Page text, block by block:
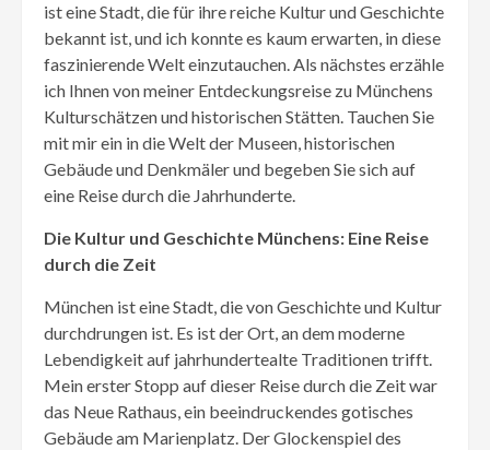
ist eine Stadt, die für ihre reiche Kultur und Geschichte
bekannt ist, und ich konnte es kaum erwarten, in diese
faszinierende Welt einzutauchen. Als nächstes erzähle
ich Ihnen von meiner Entdeckungsreise zu Münchens
Kulturschätzen und historischen Stätten. Tauchen Sie
mit mir ein in die Welt der Museen, historischen
Gebäude und Denkmäler und begeben Sie sich auf
eine Reise durch die Jahrhunderte.
Die Kultur und Geschichte Münchens: Eine Reise
durch die Zeit
München ist eine Stadt, die von Geschichte und Kultur
durchdrungen ist. Es ist der Ort, an dem moderne
Lebendigkeit auf jahrhundertealte Traditionen trifft.
Mein erster Stopp auf dieser Reise durch die Zeit war
das Neue Rathaus, ein beeindruckendes gotisches
Gebäude am Marienplatz. Der Glockenspiel des